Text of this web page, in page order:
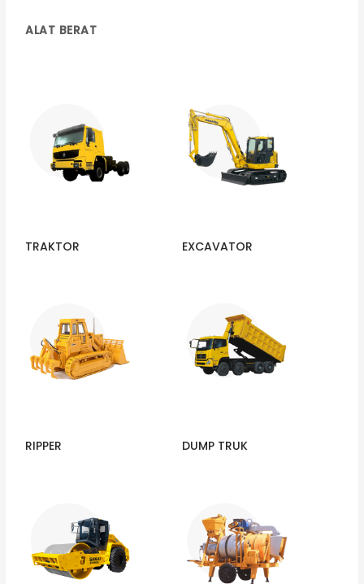
ALAT BERAT
TRAKTOR
RIPPER
EXCAVATOR
DUMP TRUK